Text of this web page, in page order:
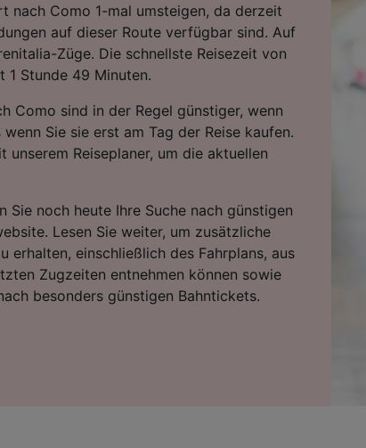
nach Como 1-mal umsteigen, da derzeit
auf dieser Route verfügbar sind. Auf
Züge. Die schnellste Reisezeit von
1 Stunde 49 Minuten.
Como sind in der Regel günstiger, wenn
Sie sie erst am Tag der Reise kaufen.
unserem Reiseplaner, um die aktuellen
Sie noch heute Ihre Suche nach günstigen
Lesen Sie weiter, um zusätzliche
erhalten, einschließlich des Fahrplans, aus
Zugzeiten entnehmen können sowie
besonders günstigen Bahntickets.